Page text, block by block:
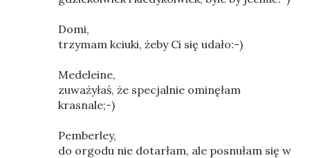
Domi,
trzymam kciuki, żeby Ci się udało:-)
Medeleine,
zuważyłaś, że specjalnie ominęłam
krasnale;-)
Pemberley,
do orgodu nie dotarłam, ale posnułam się w